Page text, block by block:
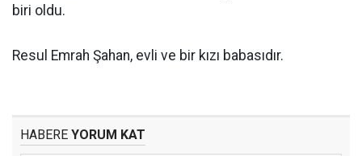
biri oldu.
Resul Emrah Şahan, evli ve bir kızı babasıdır.
HABERE YORUM KAT